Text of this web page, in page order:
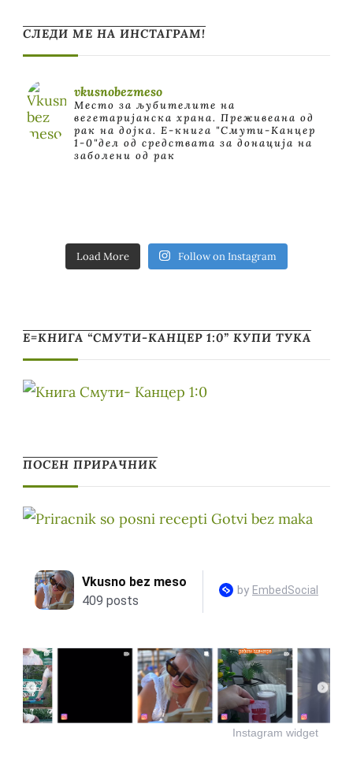
СЛЕДИ МЕ НА ИНСТАГРАМ!
vkusnobezmeso
Место за љубителите на
вегетаријанска храна. Преживеана од
рак на дојка. E-книга "Смути-Канцер
1-0"дел од средствата за донација на
заболени од рак
Load More Follow on Instagram
Е=КНИГА “СМУТИ-КАНЦЕР 1:0” КУПИ ТУКА
ПОСЕН ПРИРАЧНИК
Instagram widget